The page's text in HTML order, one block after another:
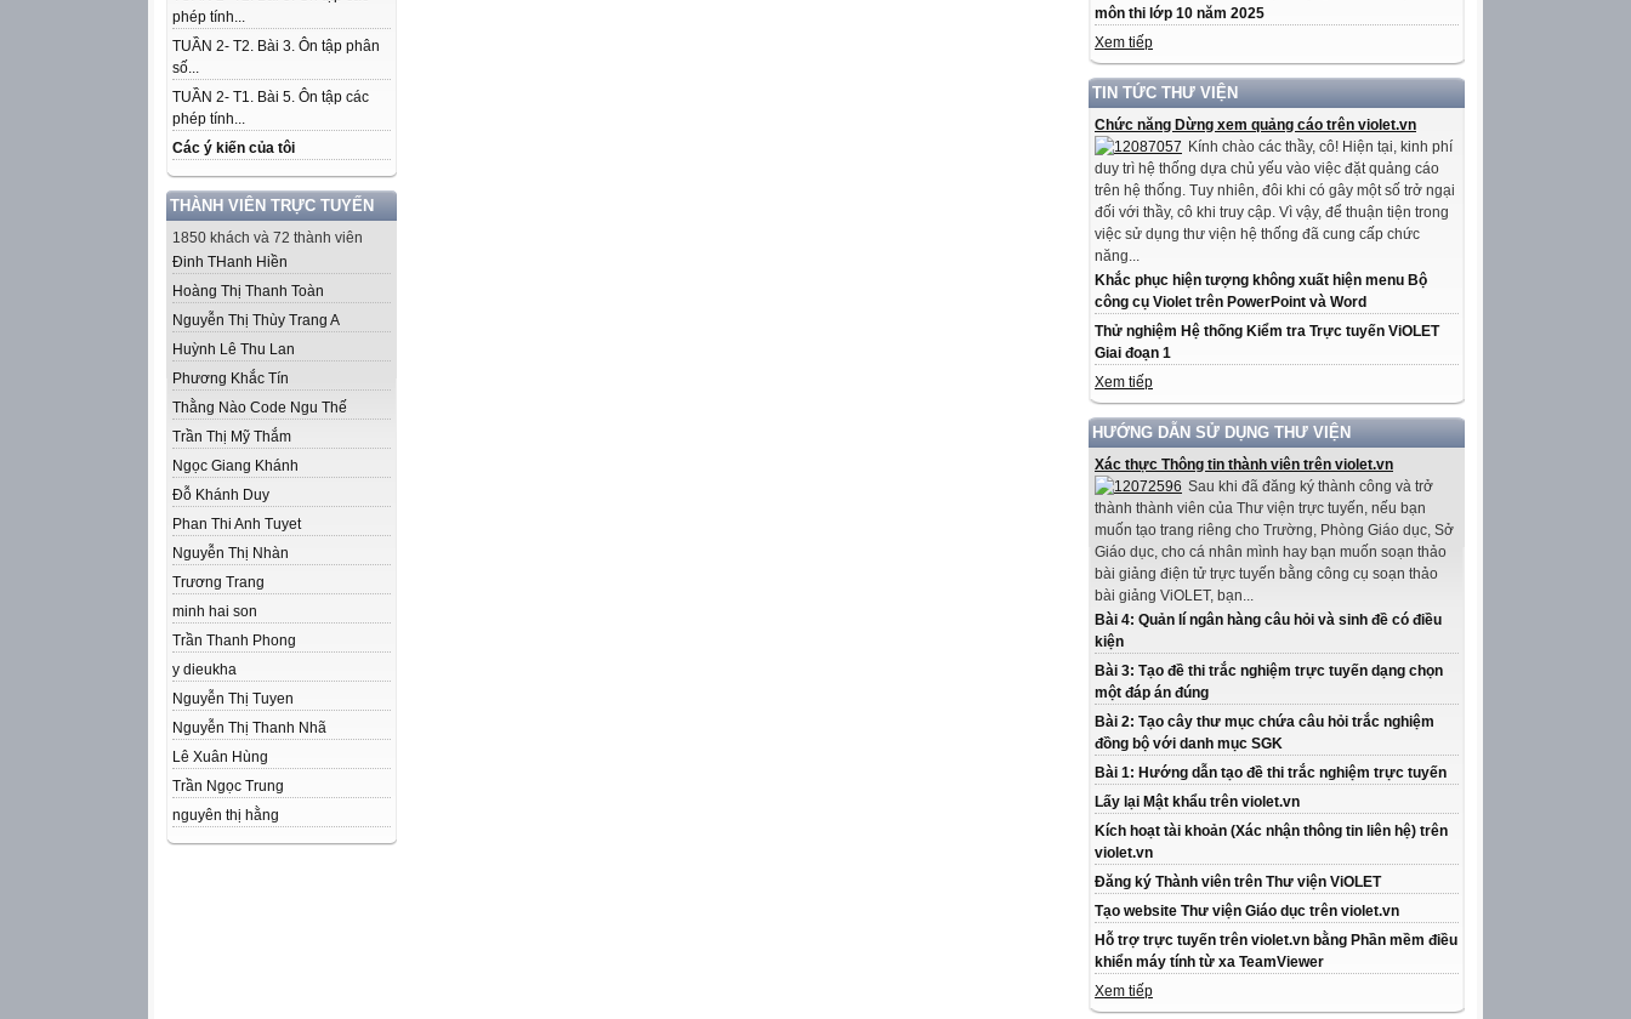
phép tính...
TUẦN 2- T2. Bài 3. Ôn tập phân
số...
TUẦN 2- T1. Bài 5. Ôn tập các
phép tính...
Các ý kiến của tôi
THÀNH VIÊN TRỰC TUYẾN
1850 khách và 72 thành viên
Đinh THanh Hiền
Hoàng Thị Thanh Toàn
Nguyễn Thị Thùy Trang A
Huỳnh Lê Thu Lan
Phương Khắc Tín
Thằng Nào Code Ngu Thế
Trần Thị Mỹ Thắm
Ngọc Giang Khánh
Đỗ Khánh Duy
Phan Thi Anh Tuyet
Nguyễn Thị Nhàn
Trương Trang
minh hai son
Trần Thanh Phong
y dieukha
Nguyễn Thị Tuyen
Nguyễn Thị Thanh Nhã
Lê Xuân Hùng
Trần Ngọc Trung
nguyên thị hằng
môn thi lớp 10 năm 2025
Xem tiếp
TIN TỨC THƯ VIỆN
Chức năng Dừng xem quảng cáo trên violet.vn
Kính chào các thầy, cô! Hiện tại, kinh phí
duy trì hệ thống dựa chủ yếu vào việc đặt quảng cáo
trên hệ thống. Tuy nhiên, đôi khi có gây một số trở ngại
đối với thầy, cô khi truy cập. Vì vậy, để thuận tiện trong
việc sử dụng thư viện hệ thống đã cung cấp chức
năng...
Khắc phục hiện tượng không xuất hiện menu Bộ
công cụ Violet trên PowerPoint và Word
Thử nghiệm Hệ thống Kiểm tra Trực tuyến ViOLET
Giai đoạn 1
Xem tiếp
HƯỚNG DẪN SỬ DỤNG THƯ VIỆN
Xác thực Thông tin thành viên trên violet.vn
Sau khi đã đăng ký thành công và trở
thành thành viên của Thư viện trực tuyến, nếu bạn
muốn tạo trang riêng cho Trường, Phòng Giáo dục, Sở
Giáo dục, cho cá nhân mình hay bạn muốn soạn thảo
bài giảng điện tử trực tuyến bằng công cụ soạn thảo
bài giảng ViOLET, bạn...
Bài 4: Quản lí ngân hàng câu hỏi và sinh đề có điều
kiện
Bài 3: Tạo đề thi trắc nghiệm trực tuyến dạng chọn
một đáp án đúng
Bài 2: Tạo cây thư mục chứa câu hỏi trắc nghiệm
đồng bộ với danh mục SGK
Bài 1: Hướng dẫn tạo đề thi trắc nghiệm trực tuyến
Lấy lại Mật khẩu trên violet.vn
Kích hoạt tài khoản (Xác nhận thông tin liên hệ) trên
violet.vn
Đăng ký Thành viên trên Thư viện ViOLET
Tạo website Thư viện Giáo dục trên violet.vn
Hỗ trợ trực tuyến trên violet.vn bằng Phần mềm điều
khiển máy tính từ xa TeamViewer
Xem tiếp